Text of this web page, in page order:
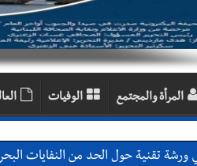
المرأة والمجتمع الوفيات
تقنية حول الحد من النفايات